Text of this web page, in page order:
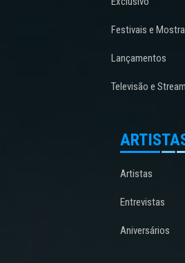
Festivais e
Lançamentos
Televisão e
Artistas
Entrevistas
Aniversários